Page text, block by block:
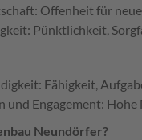
Offenheit für
Pünktlichkeit,
Fähigkeit,
und Engagement:
Neundörfer?